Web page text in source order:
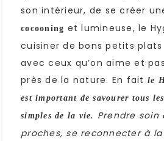
son intérieur, de se créer
cocooning et lumineuse, le
cuisiner de bons petits
avec ceux qu’on aime et
près de la nature. En fait le
est important de savourer tous
simples de la vie. Prendre soin
proches, se reconnecter à